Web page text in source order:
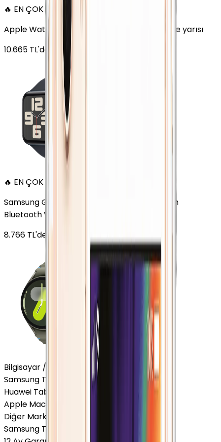
🔥 EN ÇOK SATAN
Apple Watch SE Alüminyum 44mm GPS Gece yarısı
10.665 TL'den başlayan fiyatlar
🔥 EN ÇOK SATAN
Samsung Galaxy Watch 7 Alüminyum 44 mm
Bluetooth Wi-Fi Yeşil
8.766 TL'den
Bilgisayar / Tablet
Samsung Tablet
Huawei Tablet
Apple Macbook
Diğer Markalar
Samsung Tablet